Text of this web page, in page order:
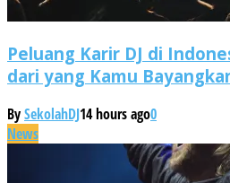
Peluang Karir DJ di
dari yang Kamu
BySekolahDJ14 hours ago0
News